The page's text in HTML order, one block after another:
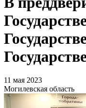
11 мая 2023
Могилевская область